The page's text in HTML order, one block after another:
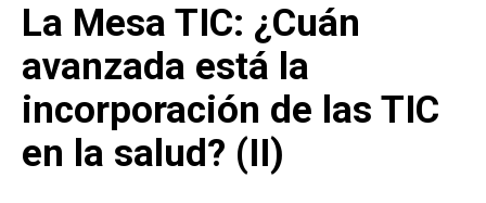
La Mesa TIC: ¿Cuán
avanzada está la
incorporación de las TIC
en la salud? (II)